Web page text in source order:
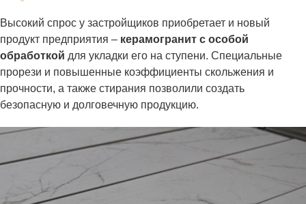
Высокий спрос у застройщиков приобретает и новый
продукт предприятия – керамогранит с особой
обработкой для укладки его на ступени. Специальные
прорези и повышенные коэффициенты скольжения и
прочности, а также стирания позволили создать
безопасную и долговечную продукцию.